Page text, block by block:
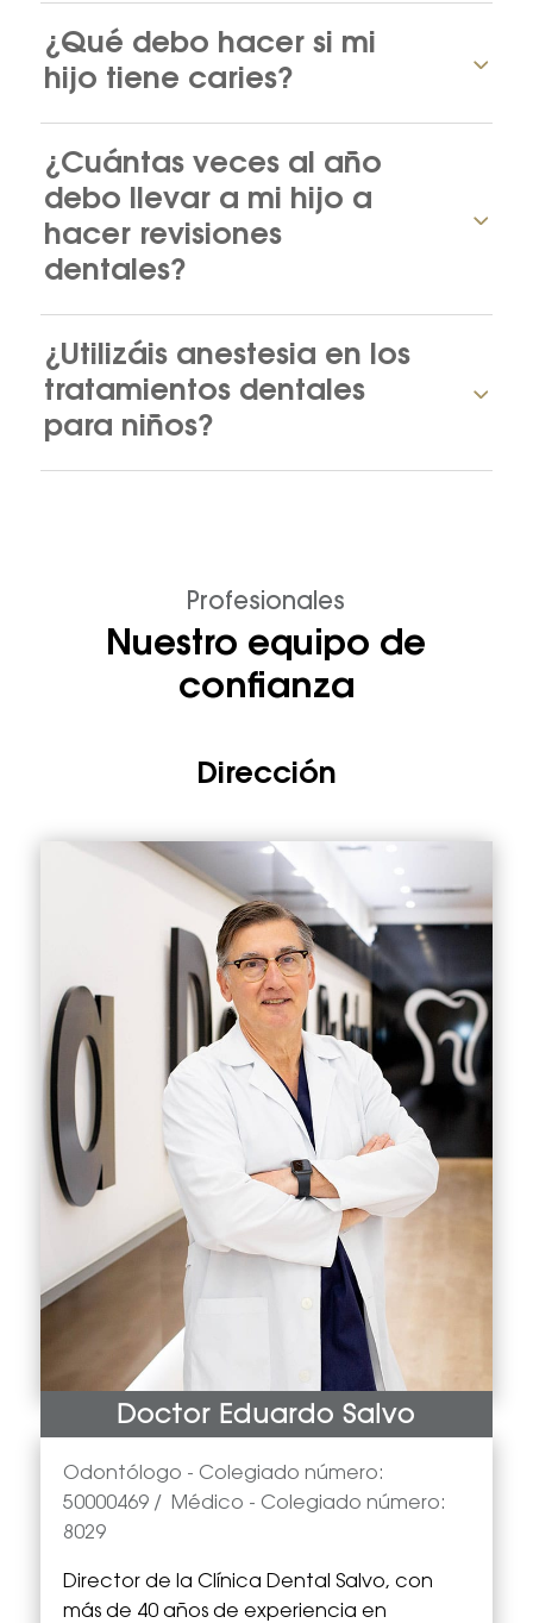
¿Qué debo hacer si mi
hijo tiene caries?
¿Cuántas veces al año
debo llevar a mi hijo a
hacer revisiones
dentales?
¿Utilizáis anestesia en los
tratamientos dentales
para niños?
Profesionales
Nuestro equipo de
confianza
Dirección
Doctor Eduardo Salvo
Odontólogo - Colegiado número:
50000469/ Médico - Colegiado número:
8029
Director de la Clínica Dental Salvo, con
más de 40 años de experiencia en